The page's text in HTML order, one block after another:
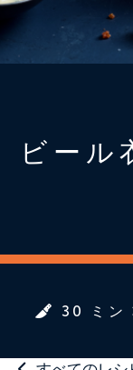
ビール
30 ミン